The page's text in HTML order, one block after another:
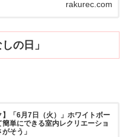
＾＾）ペットボトルキャ...rakurec.com
の日」
】「6月7日（火）」ホワイトボー
簡単にできる室内レクリエーショ
そう」